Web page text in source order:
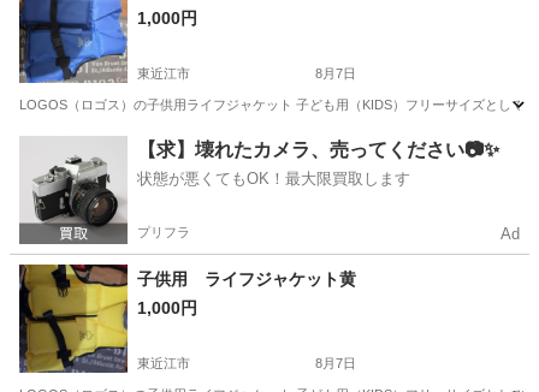
1,000円
東近江市 8月7日
LOGOS（ロゴス）の子供用ライフジャケット 子ども用（KIDS）フリーサイズとし
マリンスポーツ ライフジャケット
【求】壊れたカメラ、売ってください📷✨
状態が悪くてもOK！最大限買取します
プリフラ Ad
子供用 ライフジャケット黄
1,000円
東近江市 8月7日